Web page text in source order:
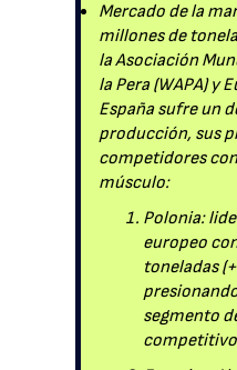
Mercado de la
millones de
la Asociación
la Pera (WAPA) y
España sufre un
producción, sus
competidores
músculo:
Polonia:
europeo
toneladas
segmento